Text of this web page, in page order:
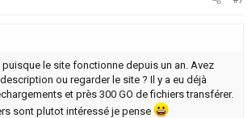
le site fonctionne depuis un an. Avez
ou regarder le site ? Il y a eu déjà
et près 300 GO de fichiers transférer.
sont plutot intéressé je pense